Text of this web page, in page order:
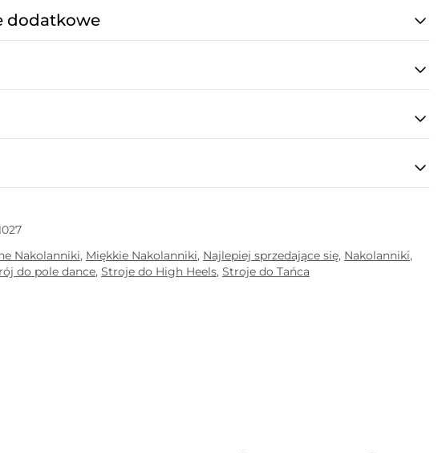
dodatkowe
Nakolanniki, Miękkie Nakolanniki, Najlepiej sprzedające się, Nakolanniki,
do pole dance, Stroje do High Heels, Stroje do Tańca